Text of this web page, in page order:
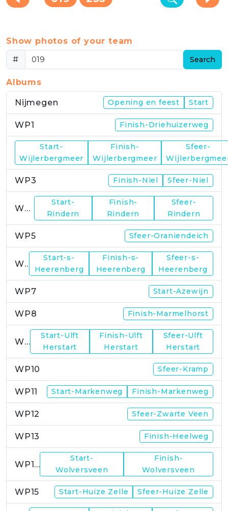
Show photos of your team
#
Search
Albums
Nijmegen Opening en feest Start
WP1 Finish-Driehuizerweg
Start-
Wijlerbergmeer
Finish-
Wijlerbergmeer
Sfeer-
WP3 Finish-Niel Sfeer-Niel
WP4
Start-
Rindern
Finish-
Rindern
Sfeer-
Rindern
WP5 Sfeer-Oraniendeich
WP6
Start-s-
Heerenberg
Finish-s-
Heerenberg
Sfeer-s-
Heerenberg
WP7 Start-Azewijn
WP8 Finish-Marmelhorst
WP9
Start-Ulft
Herstart
Finish-Ulft
Herstart
Sfeer-Ulft
Herstart
WP10 Sfeer-Kramp
WP11 Start-Markenweg Finish-Markenweg
WP12 Sfeer-Zwarte Veen
WP13 Finish-Heelweg
WP14
Start-
Wolversveen
Finish-
Wolversveen
WP15 Start-Huize Zelle Sfeer-Huize Zelle